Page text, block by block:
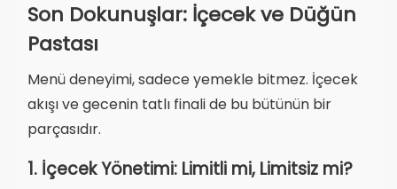
Son Dokunuşlar: İçecek ve Düğün
Pastası
Menü deneyimi, sadece yemekle bitmez. İçecek
akışı ve gecenin tatlı finali de bu bütünün bir
parçasıdır.
1. İçecek Yönetimi: Limitli mi, Limitsiz mi?